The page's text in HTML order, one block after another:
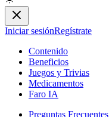
Iniciar sesiónRegístrate
Contenido
Beneficios
Juegos y Trivias
Medicamentos
Faro IA
Preguntas Frecuentes